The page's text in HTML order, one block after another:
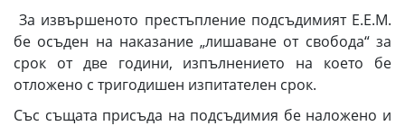
За извършеното престъпление подсъдимият Е.Е.М.
бе осъден на наказание „лишаване от свобода“ за
срок от две години, изпълнението на което бе
отложено с тригодишен изпитателен срок.
Със същата присъда на подсъдимия бе наложено и